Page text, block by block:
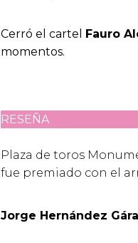
Cerró el cartel Fauro
momentos.
RESEÑA
Plaza de toros
fue premiado con el
Jorge Hernández